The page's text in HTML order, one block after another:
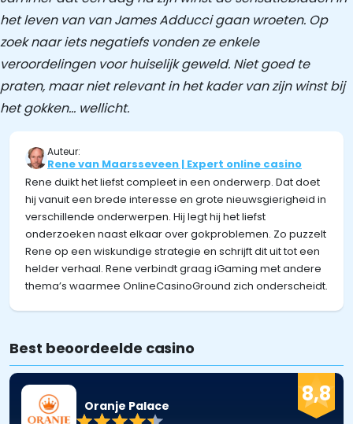
het leven van van James Adducci gaan wroeten. Op
zoek naar iets negatiefs vonden ze enkele
veroordelingen voor huiselijk geweld. Niet goed te
praten, maar niet relevant in het kader van zijn winst bij
het gokken… wellicht.
Auteur:
Rene van Maarsseveen | Expert online casino
Rene duikt het liefst compleet in een onderwerp. Dat doet
hij vanuit een brede interesse en grote nieuwsgierigheid in
verschillende onderwerpen. Hij legt hij het liefst
onderzoeken naast elkaar over gokproblemen. Zo puzzelt
Rene op een wiskundige strategie en schrijft dit uit tot een
helder verhaal. Rene verbindt graag iGaming met andere
thema’s waarmee OnlineCasinoGround zich onderscheidt.
Best beoordeelde casino
8,8
Oranje Palace